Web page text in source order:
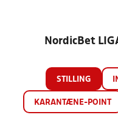
NordicBet
STILLING
KARANTÆNE-POINT